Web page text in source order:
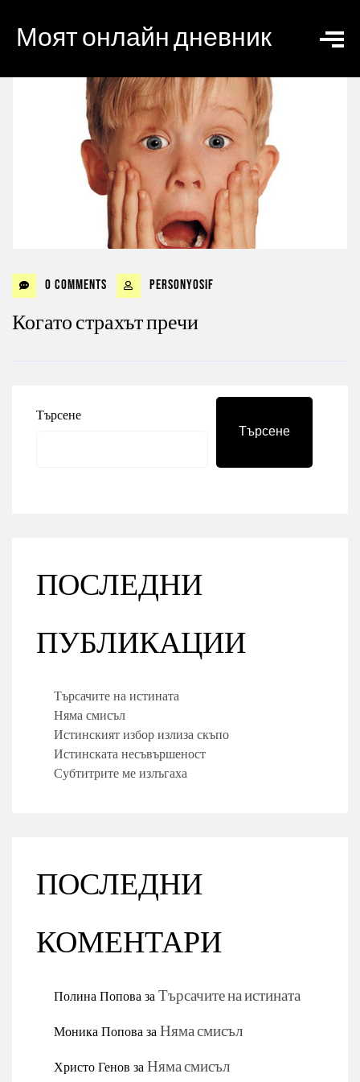
Моят онлайн дневник
0 Comments personyosif
Когато страхът пречи
Търсене
Търсене
ПОСЛЕДНИ
ПУБЛИКАЦИИ
Търсачите на истината
Няма смисъл
Истинският избор излиза скъпо
Истинската несъвършеност
Субтитрите ме излъгаха
ПОСЛЕДНИ
КОМЕНТАРИ
Полина ПоповазаТърсачите на истината
Моника ПоповазаНяма смисъл
Христо ГеновзаНяма смисъл